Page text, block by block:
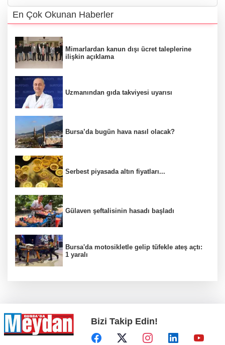
En Çok Okunan Haberler
Mimarlardan kanun dışı ücret taleplerine
ilişkin açıklama
Uzmanından gıda takviyesi uyarısı
Bursa’da bugün hava nasıl olacak?
Serbest piyasada altın fiyatları...
Gülaven şeftalisinin hasadı başladı
Bursa'da motosikletle gelip tüfekle ateş açtı:
1 yaralı
Bizi Takip Edin!